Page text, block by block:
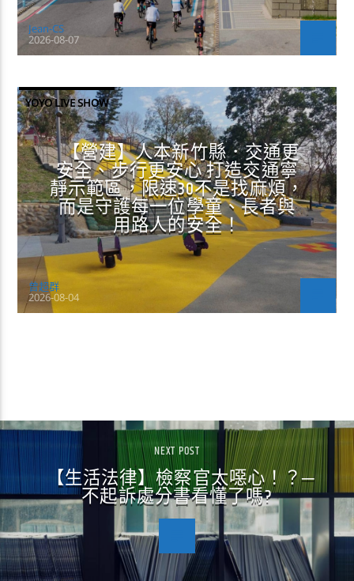
Jean-CS
2026-08-07
YOYO LIVE SHOW
【營建】人本新竹縣．交通更
安全、步行更安心 打造交通寧
靜示範區，限速30不是找麻煩，
而是守護每一位學童、長者與
用路人的安全！
曾超群
2026-08-04
NEXT POST
【生活法律】檢察官太噁心！？─
不起訴處分書看懂了嗎?